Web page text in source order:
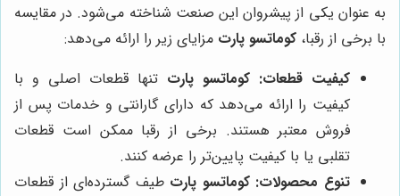
به عنوان یکی از پیشروان این صنعت شناخته می‌شود. در مقایسه
با برخی از رقبا، کوماتسو پارت مزایای زیر را ارائه می‌دهد:
کیفیت قطعات: کوماتسو پارت تنها قطعات اصلی و با
کیفیت را ارائه می‌دهد که دارای گارانتی و خدمات پس از
فروش معتبر هستند. برخی از رقبا ممکن است قطعات
تقلبی یا با کیفیت پایین‌تر را عرضه کنند.
تنوع محصولات: کوماتسو پارت طیف گسترده‌ای از قطعات